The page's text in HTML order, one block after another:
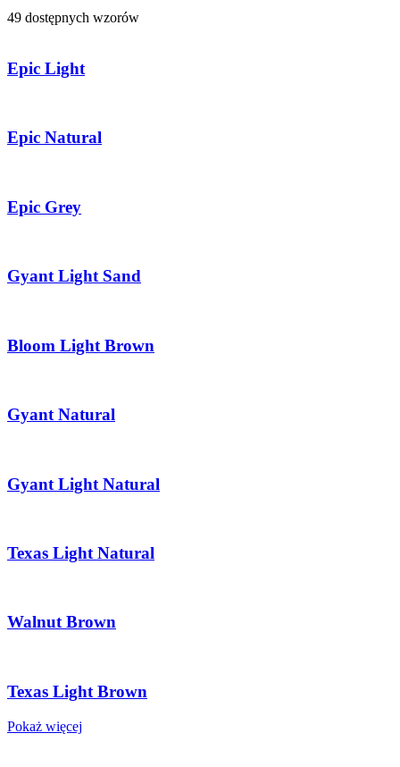
49 dostępnych wzorów
Epic Light
Epic Natural
Epic Grey
Gyant Light Sand
Bloom Light Brown
Gyant Natural
Gyant Light Natural
Texas Light Natural
Walnut Brown
Texas Light Brown
Pokaż więcej